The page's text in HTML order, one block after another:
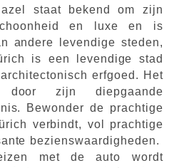
staat bekend om zijn
en luxe en is
andere levendige steden,
is een levendige stad
erfgoed. Het
door zijn diepgaande
Bewonder de prachtige
verbindt, vol prachtige
bezienswaardigheden.
met de auto wordt